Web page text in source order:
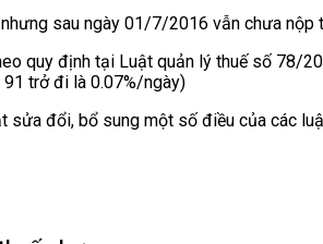
nhưng sau ngày 01/7/2016 vẫn chưa nộp
quy định tại Luật quản lý thuế số 78/
trở đi là 0.07%/ngày)
sửa đổi, bổ sung một số điều của các